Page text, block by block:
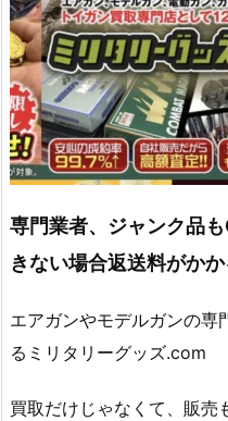
専門業者、ジャンク品
きない場合返送料がかか
エアガンやモデルガンの専
るミリタリーグッズ.com
買取だけじゃなくて、販売